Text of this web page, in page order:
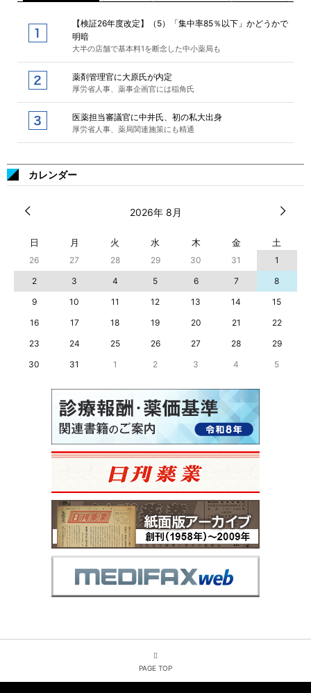
【検証26年度改定】（5）「集中率85％以下」かどうかで
明暗
大半の店舗で基本料1を断念した中小薬局も
薬剤管理官に大原氏が内定
厚労省人事、薬事企画官には稲角氏
医薬担当審議官に中井氏、初の私大出身
厚労省人事、薬局関連施策にも精通
カレンダー
2026年 8月
日 月 火 水 木 金 土
26 27 28 29 30 31
1
2
3 4 5 6 7
8
9
10 11 12 13 14
15
16
17 18 19 20 21
22
23
24 25 26 27 28
29
30
31 1 2 3 4 5
PAGE TOP